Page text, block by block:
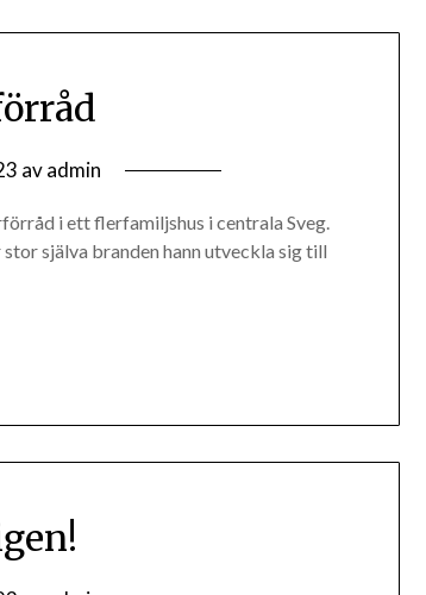
avadmin
i ett flerfamiljshus i centrala Sveg.
själva branden hann utveckla sig till